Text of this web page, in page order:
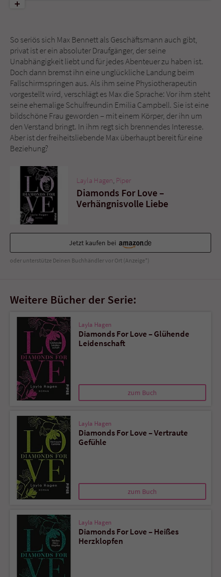
So seriös sich Max Bennett als Geschäftsmann auch gibt,
privat ist er ein absoluter Draufgänger, der seine
Unabhängigkeit liebt und für jedes Abenteuer zu haben ist.
Doch dann bremst ihn eine unglückliche Landung beim
Fallschirmspringen aus. Als ihm seine Physiotherapeutin
vorgestellt wird, verschlägt es Max die Sprache: Vor ihm steht
seine ehemalige Schulfreundin Emilia Campbell. Sie ist eine
bildschöne Frau geworden – mit einem Körper, der ihn um
den Verstand bringt. In ihm regt sich brennendes Interesse.
Aber ist der freiheitsliebende Max überhaupt bereit für eine
Beziehung?
Layla Hagen Piper
Diamonds For Love –
Verhängnisvolle Liebe
Jetzt kaufen bei
oder unterstütze Deinen Buchhändler vor Ort (Anzeige*)
Weitere Bücher der Serie:
Layla Hagen
Diamonds For Love – Glühende
Leidenschaft
zum Buch
Layla Hagen
Diamonds For Love – Vertraute
Gefühle
zum Buch
Layla Hagen
Diamonds For Love – Heißes
Herzklopfen
Anbieter Literatur-Couch Medien GmbH & Co. KG
Laufzeit 1 Jahr
Zweck Cookie für Kommentare einzelner Buchtitel
Name fe_typo_user
Anbieter
Laufzeit
Zweck
Dieses Cookie gewährleistet die
Kommunikation der Webseite mit dem
überprüfen.